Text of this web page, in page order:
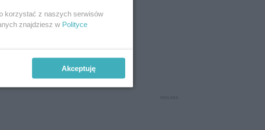
korzystać z naszych serwisów
znajdziesz w Polityce
Akceptuję